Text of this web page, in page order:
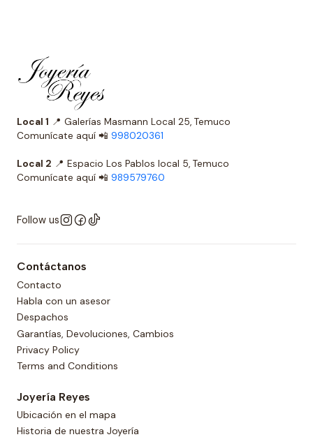
Local 1 📍 Galerías Masmann Local 25, Temuco
Comunícate aquí 📲 998020361
Local 2 📍 Espacio Los Pablos local 5, Temuco
Comunícate aquí 📲 989579760
Follow us
Contáctanos
Contacto
Habla con un asesor
Despachos
Garantías, Devoluciones, Cambios
Privacy Policy
Terms and Conditions
Joyería Reyes
Ubicación en el mapa
Historia de nuestra Joyería